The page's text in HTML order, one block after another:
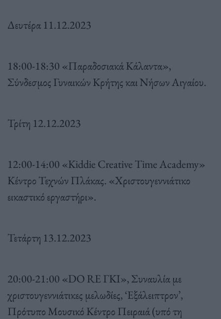
Δευτέρα 11.12.2023
18:00-18:30 «Παραδοσιακά Κάλαντα»,
Σύνδεσμος Γυναικών Κρήτης και Νήσων Αιγαίου.
Τρίτη 12.12.2023
12:00-14:00 «Kiddie Creative Time Academy»
Kέντρο Τεχνών Πλάκας. «Χριστουγεννιάτικο
εικαστικό εργαστήρι».
Τετάρτη 13.12.2023
20:00-21:00 «DO RE ΓΚΙ», Συναυλία με
χριστουγεννιάτικες μελωδίες, ‘Εξάλειπτρον’,
Πρότυπο Μουσικό Κέντρο Πειραιά (υπό τη